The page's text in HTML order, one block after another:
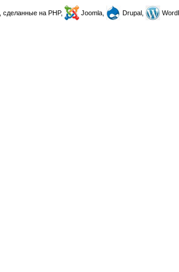
, сделанные на PHP, Joomla, Drupal,